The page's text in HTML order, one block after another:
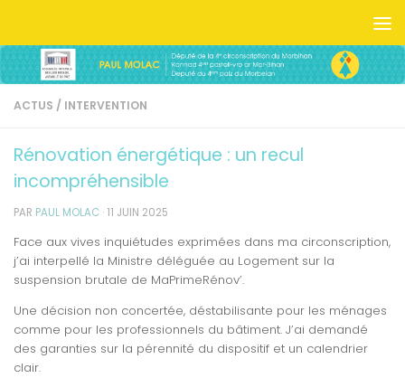
ACTUS / INTERVENTION
Rénovation énergétique : un recul
incompréhensible
PAR PAUL MOLAC · 11 JUIN 2025
Face aux vives inquiétudes exprimées dans ma circonscription,
j’ai interpellé la Ministre déléguée au Logement sur la
suspension brutale de MaPrimeRénov’.
Une décision non concertée, déstabilisante pour les ménages
comme pour les professionnels du bâtiment. J’ai demandé
des garanties sur la pérennité du dispositif et un calendrier
clair.